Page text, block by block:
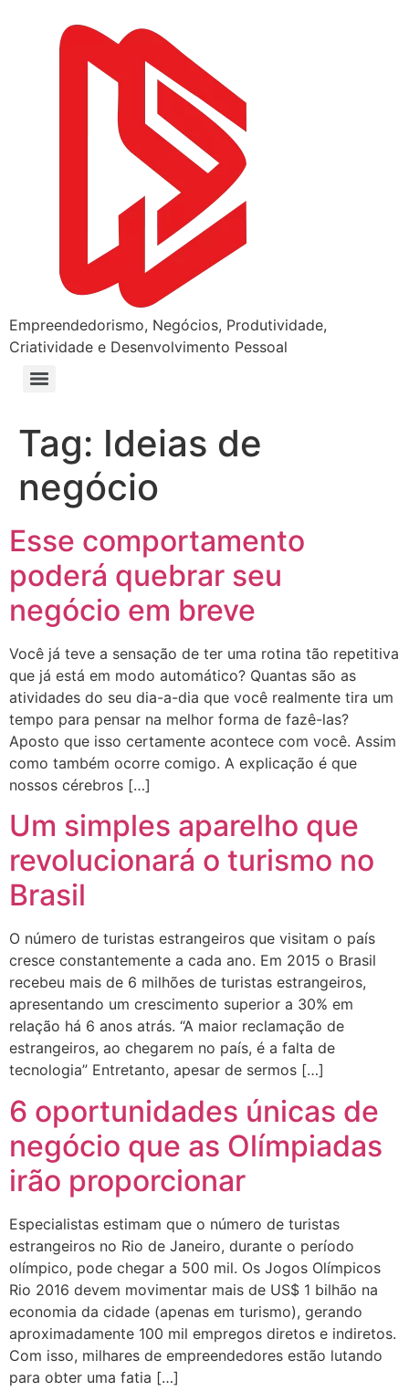
Empreendedorismo, Negócios, Produtividade,
Criatividade e Desenvolvimento Pessoal
Tag: Ideias de
negócio
Esse comportamento
poderá quebrar seu
negócio em breve
Você já teve a sensação de ter uma rotina tão repetitiva
que já está em modo automático? Quantas são as
atividades do seu dia-a-dia que você realmente tira um
tempo para pensar na melhor forma de fazê-las?
Aposto que isso certamente acontece com você. Assim
como também ocorre comigo. A explicação é que
nossos cérebros […]
Um simples aparelho que
revolucionará o turismo no
Brasil
O número de turistas estrangeiros que visitam o país
cresce constantemente a cada ano. Em 2015 o Brasil
recebeu mais de 6 milhões de turistas estrangeiros,
apresentando um crescimento superior a 30% em
relação há 6 anos atrás. “A maior reclamação de
estrangeiros, ao chegarem no país, é a falta de
tecnologia” Entretanto, apesar de sermos […]
6 oportunidades únicas de
negócio que as Olímpiadas
irão proporcionar
Especialistas estimam que o número de turistas
estrangeiros no Rio de Janeiro, durante o período
olímpico, pode chegar a 500 mil. Os Jogos Olímpicos
Rio 2016 devem movimentar mais de US$ 1 bilhão na
economia da cidade (apenas em turismo), gerando
aproximadamente 100 mil empregos diretos e indiretos.
Com isso, milhares de empreendedores estão lutando
para obter uma fatia […]